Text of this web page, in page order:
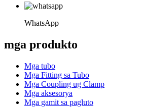
WhatsApp
mga produkto
Mga tubo
Mga Fitting sa Tubo
Mga Coupling ug Clamp
Mga aksesorya
Mga gamit sa pagluto